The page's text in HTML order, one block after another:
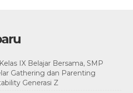
IX Belajar Bersama, SMP
Gathering dan Parenting
Generasi Z